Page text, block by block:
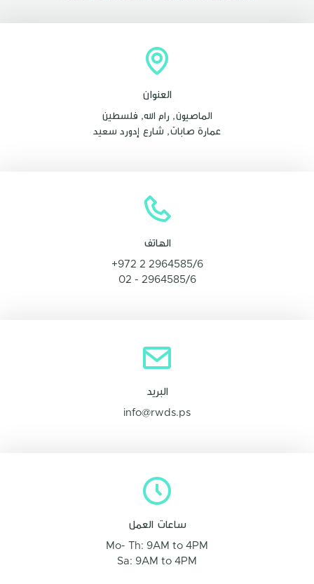
العنوان
الماصيون, رام الله, فلسطين
عمارة صابات, شارع إدورد سعيد
الهاتف
+972 2 2964585/6
02 - 2964585/6
البريد
info@rwds.ps
ساعات العمل
Mo- Th: 9AM to 4PM
Sa: 9AM to 4PM